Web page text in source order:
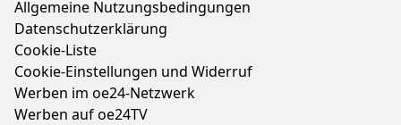
Allgemeine Nutzungsbedingungen
Datenschutzerklärung
Cookie-Liste
Cookie-Einstellungen und Widerruf
Werben im oe24-Netzwerk
Werben auf oe24TV